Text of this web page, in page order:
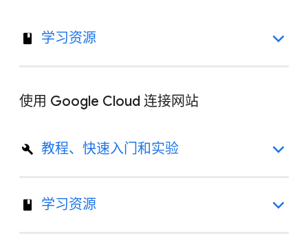
学习资源
使用 Google Cloud 连接网站
教程、快速入门和实验
学习资源